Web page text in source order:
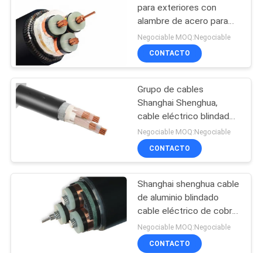
PRIVACIDAD
Conductor desnudo
cable liado antena
para exteriores con
alambre de acero para
plantas industriales del
Grupo Shanghai
Shenghua Cable, 6.6KV -
Negociable MOQ:Negociable
CONTACTO
Grupo de cables
Shanghai Shenghua,
cable eléctrico blindado
de baja tensión con
alambre de acero de 4
núcleos, cobre, XLPE,
Negociable MOQ:Negociable
CONTACTO
Shanghai shenghua cable
de aluminio blindado
cable eléctrico de cobre
pantalla XLPE cable
aislado de alta tensión
Negociable MOQ:Negociable
CONTACTO